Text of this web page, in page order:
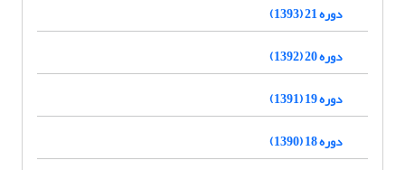
دوره 21 (1393)
دوره 20 (1392)
دوره 19 (1391)
دوره 18 (1390)